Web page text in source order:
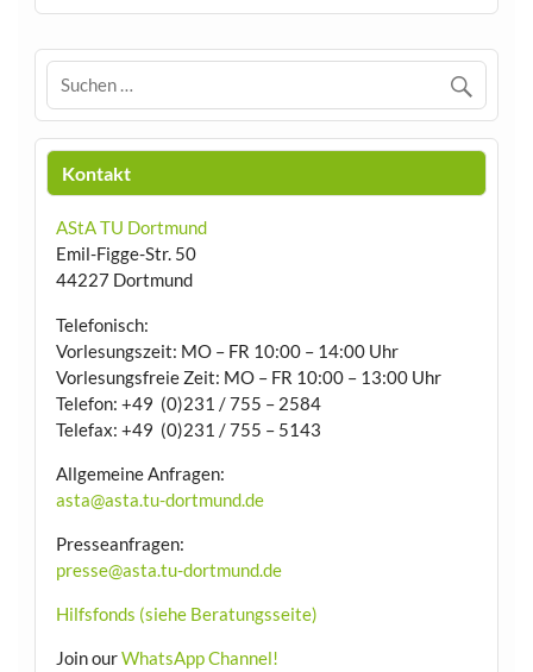
Kontakt
AStA TU Dortmund
Emil-Figge-Str. 50
44227 Dortmund
Telefonisch:
Vorlesungszeit: MO – FR 10:00 – 14:00 Uhr
Vorlesungsfreie Zeit: MO – FR 10:00 – 13:00 Uhr
Telefon: +49 (0)231 / 755 – 2584
Telefax: +49 (0)231 / 755 – 5143
Allgemeine Anfragen:
asta@asta.tu-dortmund.de
Presseanfragen:
presse@asta.tu-dortmund.de
Hilfsfonds (siehe Beratungsseite)
Join ourWhatsApp Channel!